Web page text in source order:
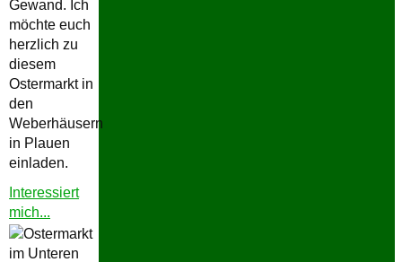
Gewand. Ich
möchte euch
herzlich zu
diesem
Ostermarkt in
den
Weberhäusern
in Plauen
einladen.
Interessiert
mich...
Weberhäuser
in